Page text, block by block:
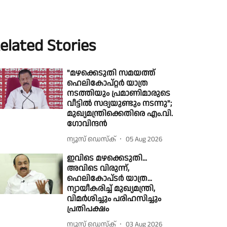
Stories
"മഴക്കെടുതി സമയത്ത്
ഹെലികോപ്റ്റർ യാത്ര
നടത്തിയും പ്രമാണിമാരുടെ
വീട്ടിൽ സദ്യയുണ്ടും നടന്നു";
മുഖ്യമന്ത്രിക്കെതിരെ എം.വി.
ഗോവിന്ദൻ
ന്യൂസ് ഡെസ്ക് 05 Aug 2026
ഇവിടെ മഴക്കെടുതി...
അവിടെ വിരുന്ന്,
ഹെലികോപ്‍ടര്‍ യാത്ര...
ന്യായീകരിച്ച് മുഖ്യമന്ത്രി,
വിമര്‍ശിച്ചും പരിഹസിച്ചും
പ്രതിപക്ഷം
ന്യൂസ് ഡെസ്ക് 03 Aug 2026